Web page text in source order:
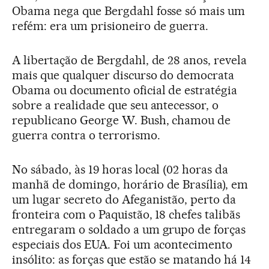
Obama nega que Bergdahl fosse só mais um
refém: era um prisioneiro de guerra.
A libertação de Bergdahl, de 28 anos, revela
mais que qualquer discurso do democrata
Obama ou documento oficial de estratégia
sobre a realidade que seu antecessor, o
republicano George W. Bush, chamou de
guerra contra o terrorismo.
No sábado, às 19 horas local (02 horas da
manhã de domingo, horário de Brasília), em
um lugar secreto do Afeganistão, perto da
fronteira com o Paquistão, 18 chefes talibãs
entregaram o soldado a um grupo de forças
especiais dos EUA. Foi um acontecimento
insólito: as forças que estão se matando há 14